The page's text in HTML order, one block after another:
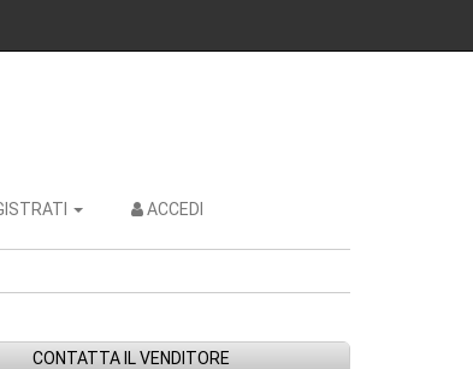
ACCEDI
CONTATTA IL VENDITORE